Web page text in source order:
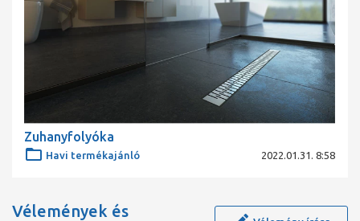
Zuhanyfolyóka
Havi termékajánló 2022.01.31. 8:58
Vélemények és